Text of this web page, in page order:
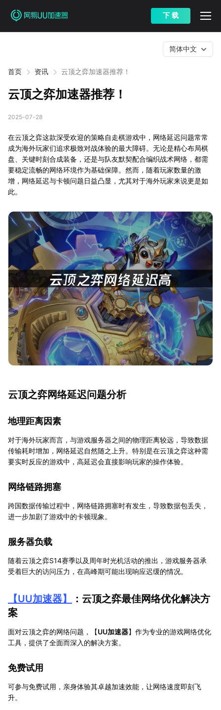
下 载
首页 资讯 云顶之弈加速器推荐！
简体中文
云顶之弈加速器推荐！
2025-07-28
在云顶之弈这款深受欢迎的策略自走棋游戏中，网络延迟问题常常
成为海外玩家们追求极致对战体验的最大障碍。无论是精心布局棋
盘、关键时刻合成装备，还是与队友默契配合编织战术网络，都需
要稳定流畅的网络环境作为基础保障。然而，随着玩家数量的激
增，网络延迟与卡顿问题日益凸显，尤其对于海外玩家来说更是如
此。
云顶之弈网络延迟问题分析
地理距离因素
对于海外玩家而言，与游戏服务器之间的物理距离较远，导致数据
传输耗时增加，网络延迟自然随之上升。特别是在云顶之弈这种需
要实时反应的游戏中，高延迟会直接影响玩家的操作体验。
网络链路拥塞
跨国数据传输过程中，网络链路拥塞时有发生，导致数据包丢失，
进一步加剧了游戏中的卡顿现象。
服务器负载
随着云顶之弈S14赛季以及周年时光机活动的推出，游戏服务器承
受着巨大的访问压力，在高峰期可能出现响应迟缓的情况。
【UU加速器】
：云顶之弈最佳网络优化解决方
案
面对云顶之弈的网络问题，【UU加速器】作为专业的游戏网络优化
工具，提供了全面而深入的解决方案。
免费试用
可参与免费试用，亲身体验其卓越加速效能，让网络速度即刻飞
升。